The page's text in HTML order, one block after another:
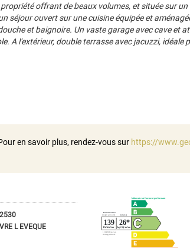
offrant de beaux volumes, et située sur
séjour ouvert sur une cuisine équipée et
et baignoire. Un vaste garage avec cave et
A l'extérieur, double terrasse avec jacuzzi,
en savoir plus, rendez-vous sur https://
L EVEQUE